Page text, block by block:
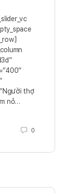
thợ
nỏ…
0